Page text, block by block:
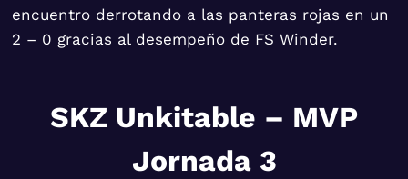
encuentro derrotando a las panteras rojas en un
2 – 0 gracias al desempeño de FS Winder.
SKZ Unkitable – MVP
Jornada 3